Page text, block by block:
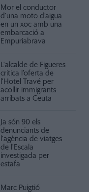
Mor el conductor
d’una moto d’aigua
en un xoc amb una
embarcació a
Empuriabrava
L'alcalde de Figueres
critica l’oferta de
l’Hotel Travé per
acollir immigrants
arribats a Ceuta
Ja són 90 els
denunciants de
l'agència de viatges
de l'Escala
investigada per
estafa
Marc Puigtió